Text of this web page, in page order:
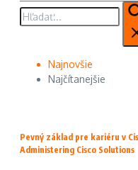
Hľadať:
Najnovšie
Najčítanejšie
Pevný základ pre kariéru v
Administering Cisco Solutions